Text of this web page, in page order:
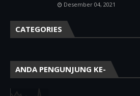
Desember 04, 2021
CATEGORIES
ANDA PENGUNJUNG KE-